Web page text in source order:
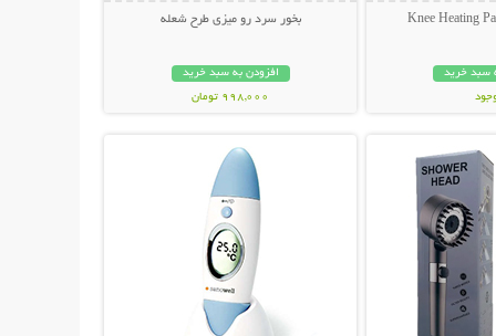
سبد خرید
بخور سرد رو میزی طرح شعله
افزودن به سبد خرید
998,000 تومان